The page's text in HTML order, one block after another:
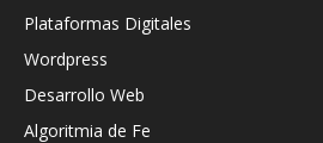
Plataformas Digitales
Wordpress
Desarrollo Web
Algoritmia de Fe